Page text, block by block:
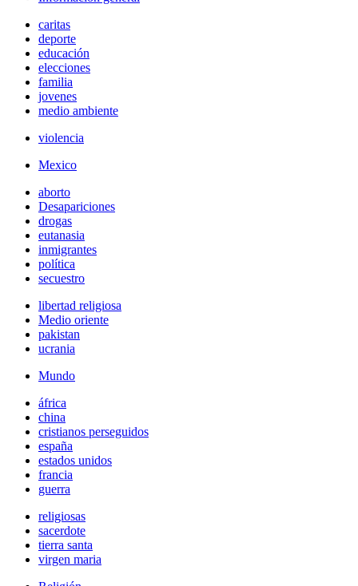
caritas
deporte
educación
elecciones
familia
jovenes
medio ambiente
violencia
Mexico
aborto
Desapariciones
drogas
eutanasia
inmigrantes
política
secuestro
libertad religiosa
Medio oriente
pakistan
ucrania
Mundo
áfrica
china
cristianos perseguidos
españa
estados unidos
francia
guerra
religiosas
sacerdote
tierra santa
virgen maria